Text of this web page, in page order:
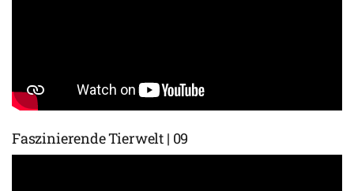
Faszinierende Tierwelt | 09